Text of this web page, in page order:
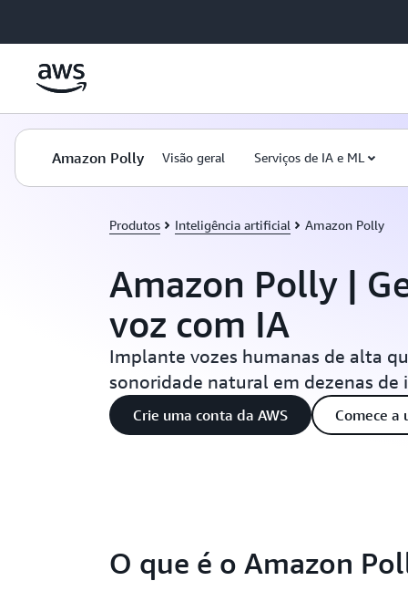
Amazon Polly Visão geral Serviços de IA e ML
Produtos Inteligência artificial Amazon Polly
Amazon Polly |
voz com IA
Implante vozes humanas de alta
sonoridade natural em dezenas de
Crie uma conta da AWS Comece a
O que é o Amazon